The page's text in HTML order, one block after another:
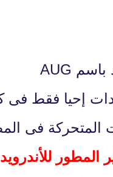
المطور للأندرويد